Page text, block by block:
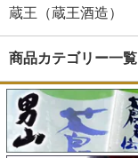
蔵王（蔵王酒造）
商品カテゴリー一覧